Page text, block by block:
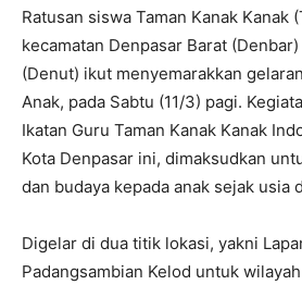
Ratusan siswa Taman Kanak Kanak
kecamatan Denpasar Barat
(Denut) ikut menyemarakkan
Anak, pada Sabtu (11/3) pagi.
Ikatan Guru Taman Kanak Kanak
Kota Denpasar ini, dimaksudkan
dan budaya kepada anak sejak usia
Digelar di dua titik lokasi, yakni
Padangsambian Kelod untuk